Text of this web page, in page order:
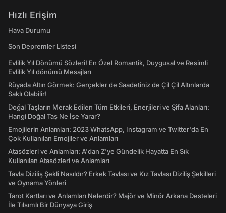
Hızlı Erişim
Hava Durumu
Son Depremler Listesi
Evlilik Yıl Dönümü Sözleri! En Özel Romantik, Duygusal ve Resimli
Evlilik Yıl dönümü Mesajları
Rüyada Altın Görmek: Gerçekler de Saadetiniz de Çil Çil Altınlarda
Saklı Olabilir!
Doğal Taşların Merak Edilen Tüm Etkileri, Enerjileri ve Şifa Alanları:
Hangi Doğal Taş Ne İşe Yarar?
Emojilerin Anlamları: 2023 WhatsApp, Instagram ve Twitter'da En
Çok Kullanılan Emojiler ve Anlamları
Atasözleri ve Anlamları: A'dan Z'ye Gündelik Hayatta En Sık
Kullanılan Atasözleri ve Anlamları
Tavla Diziliş Şekli Nasıldır? Erkek Tavlası ve Kız Tavlası Diziliş Şekilleri
ve Oynama Yönleri
Tarot Kartları ve Anlamları Nelerdir? Majör ve Minör Arkana Desteleri
İle Tılsımlı Bir Dünyaya Giriş